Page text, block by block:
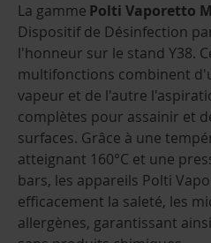
La gamme Polti Vaporetto
Dispositif de Désinfection
l'honneur sur le stand Y38.
multifonctions combinent
vapeur et de l'autre
complètes pour assainir et
surfaces. Grâce à une
atteignant 160°C et une
bars, les appareils Polti
efficacement la saleté, les
allergènes, garantissant